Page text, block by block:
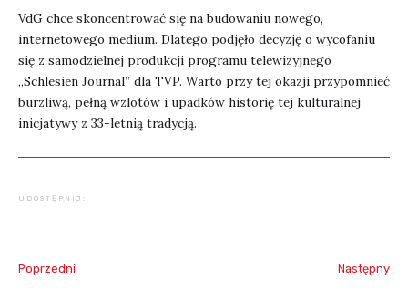
VdG chce skoncentrować się na budowaniu nowego,
internetowego medium. Dlatego podjęło decyzję o wycofaniu
się z samodzielnej produkcji programu telewizyjnego
„Schlesien Journal” dla TVP. Warto przy tej okazji przypomnieć
burzliwą, pełną wzlotów i upadków historię tej kulturalnej
inicjatywy z 33-letnią tradycją. ‍
UDOSTĘPNIJ:
Poprzedni Następny